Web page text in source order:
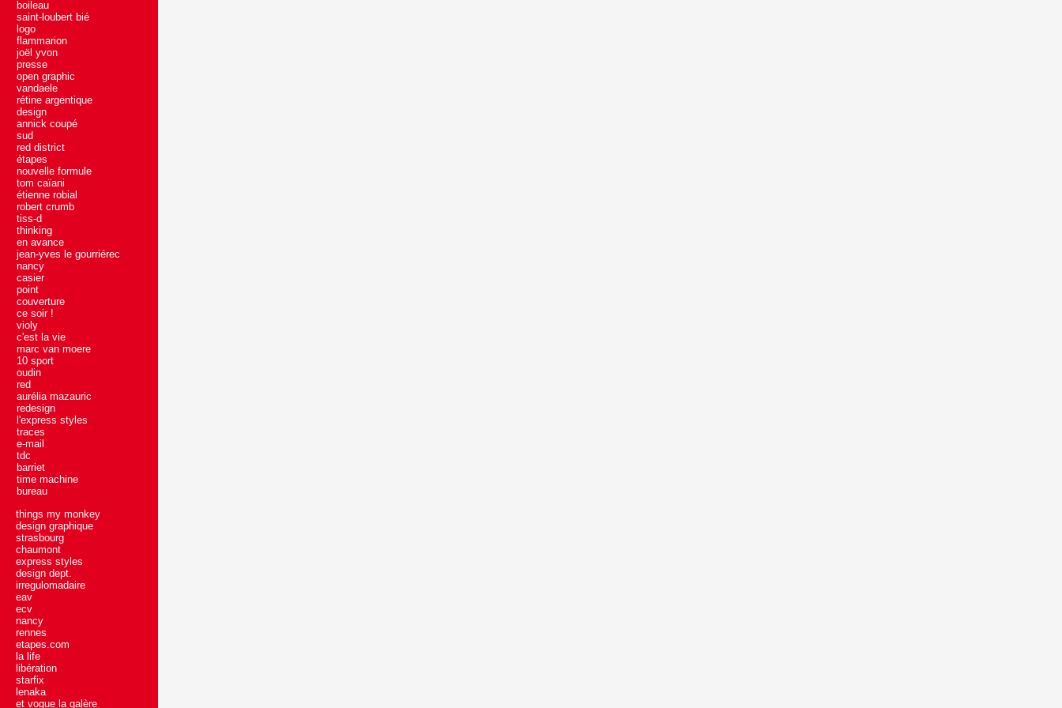
boileau
saint-loubert bié
logo
flammarion
joël yvon
presse
open graphic
vandaele
rétine argentique
design
annick coupé
sud
red district
étapes
nouvelle formule
tom caïani
étienne robial
robert crumb
tiss-d
thinking
en avance
jean-yves le gourriérec
nancy
casier
point
couverture
ce soir !
violy
c'est la vie
marc van moere
10 sport
oudin
red
aurélia mazauric
redesign
l'express styles
traces
e-mail
tdc
barriet
time machine
bureau
things my monkey
design graphique
strasbourg
chaumont
express styles
design dept.
irregulomadaire
eav
ecv
nancy
rennes
etapes.com
la life
libération
starfix
lenaka
et vogue la galère